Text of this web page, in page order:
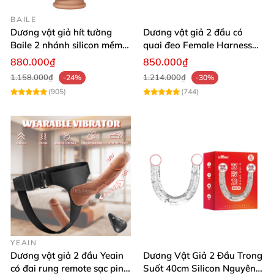
độc lập và tính năng kết nối qua app, chắc chắn đây
sẽ là món đồ chơi mang đến cho các cặp đôi les
những giây phút ân ái tràn đầy khoái cảm.
BAILE
Dương vật giả hít tường
Baile 2 nhánh silicon mềm
cao cấp
880.000₫
1.158.000₫
-24%
(905)
Dương vật giả 2 đầu có
quai đeo Female Harness
Ultra
850.000₫
1.214.000₫
-30%
(744)
YEAIN
Dương vật giả 2 đầu Yeain
có đai rung remote sạc pin
Dương Vật Giả 2 Đầu Trong
Suốt 40cm Silicon Nguyên